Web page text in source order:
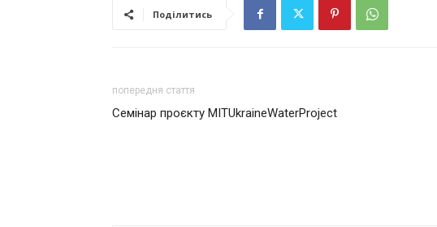
Поділитись
попередня стаття
Семінар проєкту MITUkraineWaterProject